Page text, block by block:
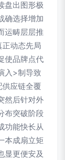
盘出图形极
确选择增加
运畴层层推
动态先局
使品牌点代
入>制导致
供应链全覆
然后针对外
布突破阶段
功能快长从
本成扇立矩
显更便安及